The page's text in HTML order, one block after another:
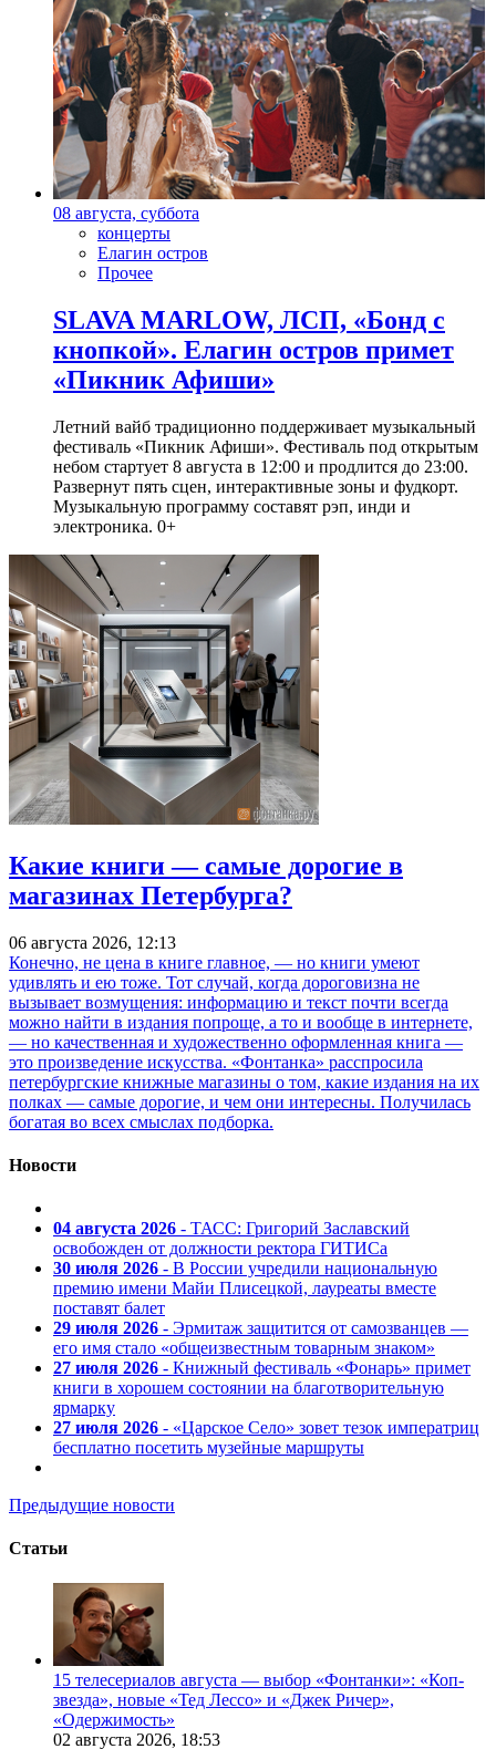
08 августа, суббота
концерты
Елагин остров
Прочее
SLAVA MARLOW, ЛСП, «Бонд с
кнопкой». Елагин остров примет
«Пикник Афиши»
Летний вайб традиционно поддерживает музыкальный
фестиваль «Пикник Афиши». Фестиваль под открытым
небом стартует 8 августа в 12:00 и продлится до 23:00.
Развернут пять сцен, интерактивные зоны и фудкорт.
Музыкальную программу составят рэп, инди и
электроника. 0+
Какие книги — самые дорогие в
магазинах Петербурга?
06 августа 2026, 12:13
Конечно, не цена в книге главное, — но книги умеют
удивлять и ею тоже. Тот случай, когда дороговизна не
вызывает возмущения: информацию и текст почти всегда
можно найти в издания попроще, а то и вообще в интернете,
— но качественная и художественно оформленная книга —
это произведение искусства. «Фонтанка» расспросила
петербургские книжные магазины о том, какие издания на их
полках — самые дорогие, и чем они интересны. Получилась
богатая во всех смыслах подборка.
Новости
04 августа 2026 - ТАСС: Григорий Заславский
освобожден от должности ректора ГИТИСа
30 июля 2026 - В России учредили национальную
премию имени Майи Плисецкой, лауреаты вместе
поставят балет
29 июля 2026 - Эрмитаж защитится от самозванцев —
его имя стало «общеизвестным товарным знаком»
27 июля 2026 - Книжный фестиваль «Фонарь» примет
книги в хорошем состоянии на благотворительную
ярмарку
27 июля 2026 - «Царское Село» зовет тезок императриц
бесплатно посетить музейные маршруты
Предыдущие новости
Статьи
15 телесериалов августа — выбор «Фонтанки»: «Коп-
звезда», новые «Тед Лессо» и «Джек Ричер»,
«Одержимость»
02 августа 2026, 18:53